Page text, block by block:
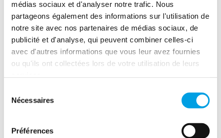
médias sociaux et d'analyser notre trafic. Nous
partageons également des informations sur l'utilisation de
notre site avec nos partenaires de médias sociaux, de
publicité et d'analyse, qui peuvent combiner celles-ci
avec d'autres informations que vous leur avez fournies
ou qu'ils ont collectées lors de votre utilisation de leurs
Nécessaires
Préférences
Normandie ? Découvrez son histoire, ses services et ses
contacts.